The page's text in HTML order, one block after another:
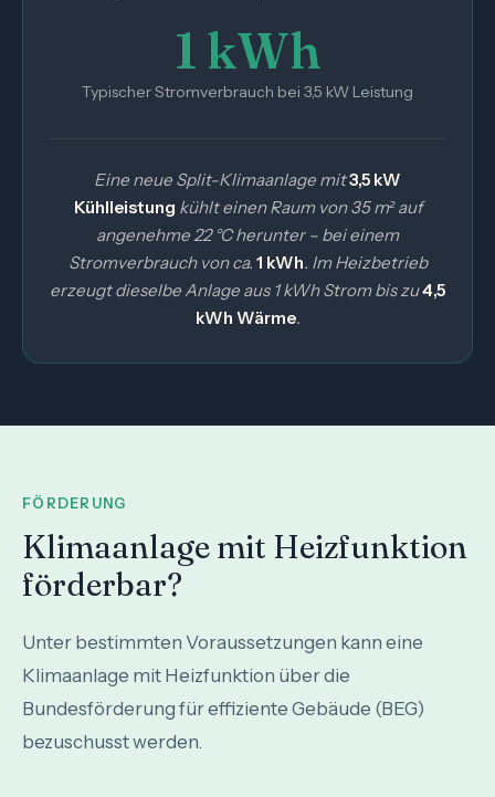
1 kWh
Typischer Stromverbrauch bei 3,5 kW Leistung
Eine neue Split-Klimaanlage mit3,5 kW
Kühlleistung kühlt einen Raum von 35 m² auf
angenehme 22 °C herunter – bei einem
Stromverbrauch von ca. 1 kWh. Im Heizbetrieb
erzeugt dieselbe Anlage aus 1 kWh Strom bis zu4,5
kWh Wärme.
FÖRDERUNG
Klimaanlage mit Heizfunktion
förderbar?
Unter bestimmten Voraussetzungen kann eine
Klimaanlage mit Heizfunktion über die
Bundesförderung für effiziente Gebäude (BEG)
bezuschusst werden.